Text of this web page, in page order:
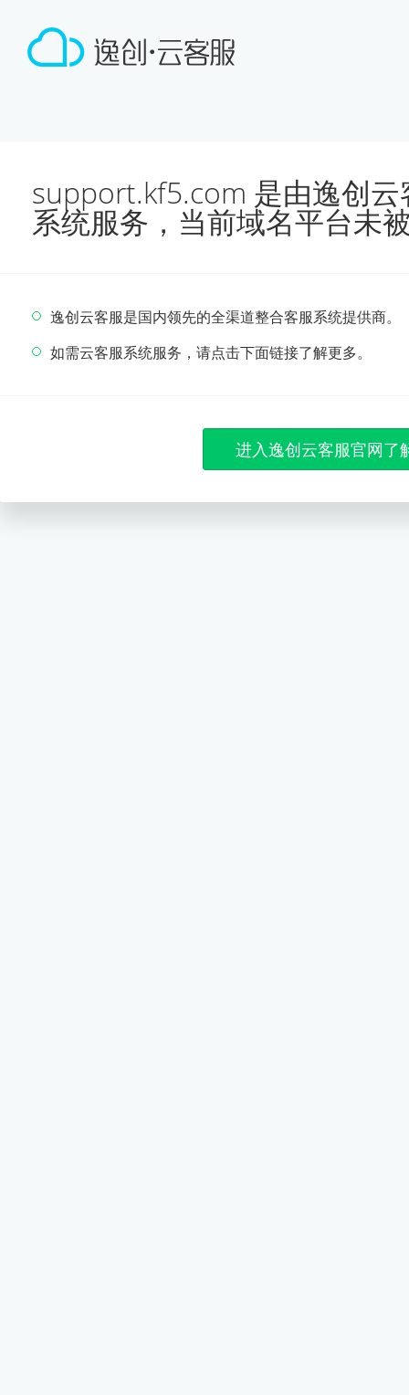
support.kf5.com 是由逸创
系统服务，当前域名平台未
逸创云客服是国内领先的全渠道整合客服系统提供商。
如需云客服系统服务，请点击下面链接了解更多。
进入逸创云客服官网了